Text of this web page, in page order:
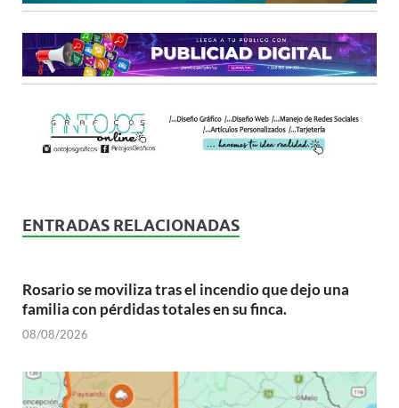
ENTRADAS RELACIONADAS
Rosario se moviliza tras el incendio que dejo una
familia con pérdidas totales en su finca.
08/08/2026